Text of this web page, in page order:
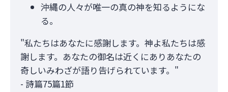
沖縄の人々が唯一の真の神を知るようにな
る。
"私たちはあなたに感謝します。神よ私たちは感
謝します。あなたの御名は近くにありあなたの
奇しいみわざが語り告げられています。"
- 詩篇75篇1節